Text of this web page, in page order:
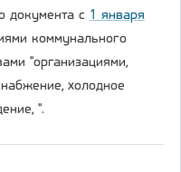
документа с 1 января
коммунального
"организациями,
холодное
".